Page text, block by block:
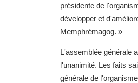
présidente de
développer et
Memphrémagog. »
L'assemblée générale
l'unanimité. Les faits
générale de